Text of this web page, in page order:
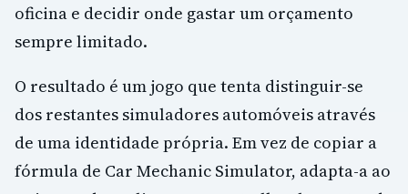
oficina e decidir onde gastar um orçamento
sempre limitado.
O resultado é um jogo que tenta distinguir-se
dos restantes simuladores automóveis através
de uma identidade própria. Em vez de copiar a
fórmula de Car Mechanic Simulator, adapta-a ao